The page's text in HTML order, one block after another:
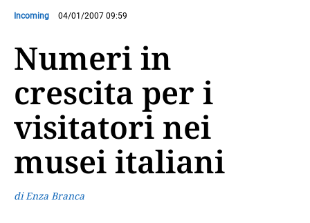
Incoming 04/01/2007 09:59
Numeri in
crescita per i
visitatori nei
musei italiani
di Enza Branca